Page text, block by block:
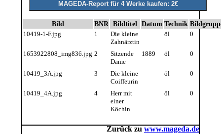
Bild BNR Bildtitel Datum Technik
10419-1-F.jpg 1
Die kleine
Zahnärztin
öl 0
1653922808_img836.jpg 2
Sitzende
Dame
1889 öl 0
10419_3A.jpg 3
Die kleine
Coiffeurin
öl 0
10419_4A.jpg 4
Herr mit
einer
Köchin
öl 0
Zurück zu www.mageda.de